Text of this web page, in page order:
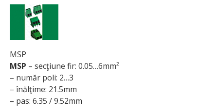
MSP
MSP – secţiune fir: 0.05…6mm²
– număr poli: 2…3
– înălţime: 21.5mm
– pas: 6.35 / 9.52mm